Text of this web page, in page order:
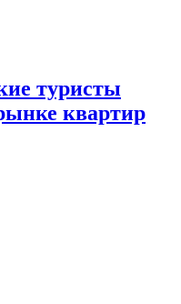
туристы
квартир